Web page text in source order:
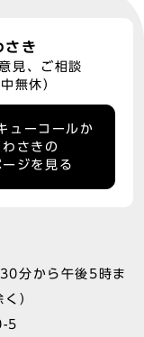
さき
見、ご相談
無休）
ューコールか
わさきの
ージを見る
分から午後5時ま
）
5